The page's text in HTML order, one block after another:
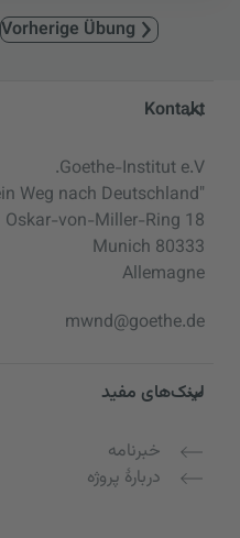
Vorherige Übung
Informationsbereich
Kontakt
Goethe-Institut e.V.
"Mein Weg nach Deutschland"
Oskar-von-Miller-Ring 18
80333 Munich
Allemagne
mwnd@goethe.de
لینک‌های مفید
خبرنامه
دربارهٔ پروژه